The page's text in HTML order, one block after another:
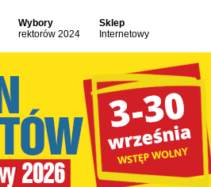
Wybory
rektorów 2024
Sklep
Internetowy